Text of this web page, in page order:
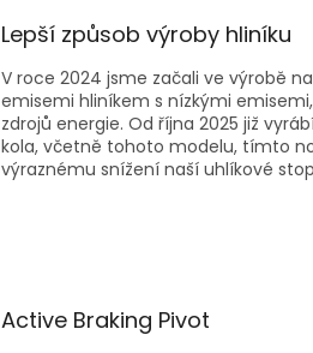
Lepší způsob výroby hliníku
V roce 2024 jsme začali ve výrobě
emisemi hliníkem s nízkými
zdrojů energie. Od října 2025 již
kola, včetně tohoto modelu, tímto
výraznému snížení naší uhlíkové
Active Braking Pivot